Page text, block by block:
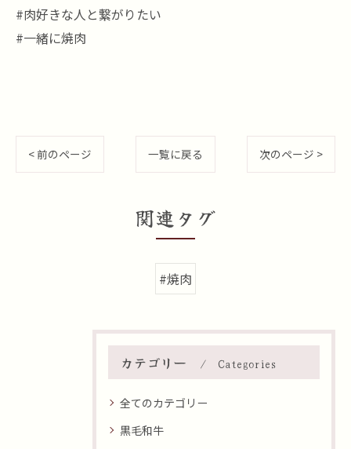
#肉好きな人と繋がりたい
#一緒に焼肉
< 前のページ 一覧に戻る 次のページ >
関連タグ
#焼肉
カテゴリー Categories
全てのカテゴリー
黒毛和牛